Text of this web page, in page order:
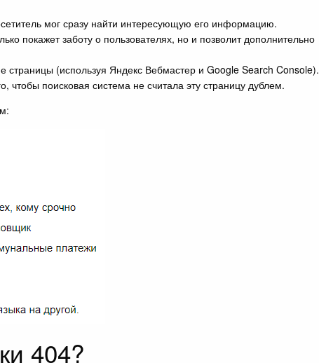
мог сразу найти интересующую его информацию.
покажет заботу о пользователях, но и позволит дополнительно
(используя Яндекс Вебмастер и Google Search Console).
поисковая система не считала эту страницу дублем.
404?